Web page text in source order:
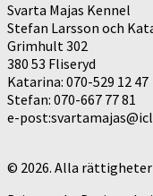
Svarta Majas Kennel
Stefan Larsson och
Grimhult 302
380 53 Fliseryd
Katarina: 070-529 12 47
Stefan: 070-667 77 81
e-
© 2026. Alla rättigheter